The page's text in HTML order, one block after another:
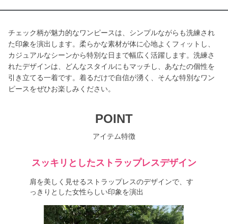
チェック柄が魅力的なワンピースは、シンプルながらも洗練され
た印象を演出します。柔らかな素材が体に心地よくフィットし、
カジュアルなシーンから特別な日まで幅広く活躍します。洗練さ
れたデザインは、どんなスタイルにもマッチし、あなたの個性を
引き立てる一着です。着るだけで自信が湧く、そんな特別なワン
ピースをぜひお楽しみください。
POINT
アイテム特徴
スッキリとしたストラップレスデザイン
肩を美しく見せるストラップレスのデザインで、す
っきりとした女性らしい印象を演出